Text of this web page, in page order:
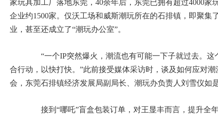
家玩具加工厂落地东莞，40余年后，东莞已拥有超过4000家
企业约1500家。仅沃工场和威斯潮玩所在的石排镇，即聚集
业，甚至还成立了“潮玩办公室”。
“一个IP突然爆火，潮流也有可能一下子就过去。这
合行动，以快打快。”此前接受媒体采访时，谈及如何应对
会，东莞石排镇经济发展局副局长、潮玩办负责人刘雪仪如
接到“哪吒”盲盒包装订单，对王显丰而言，提升全